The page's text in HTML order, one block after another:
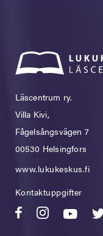
Läscentrum ry.
Villa Kivi,
Fågelsångsvägen 7
00530 Helsingfors
www.lukukeskus.fi
Kontaktuppgifter